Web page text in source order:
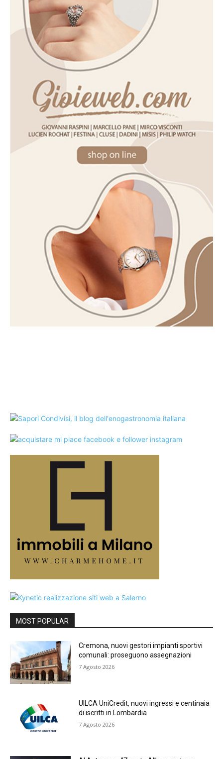
MOST POPULAR
Cremona, nuovi gestori impianti sportivi
comunali: proseguono assegnazioni
7 Agosto 2026
UILCA UniCredit, nuovi ingressi e centinaia
di iscritti in Lombardia
7 Agosto 2026